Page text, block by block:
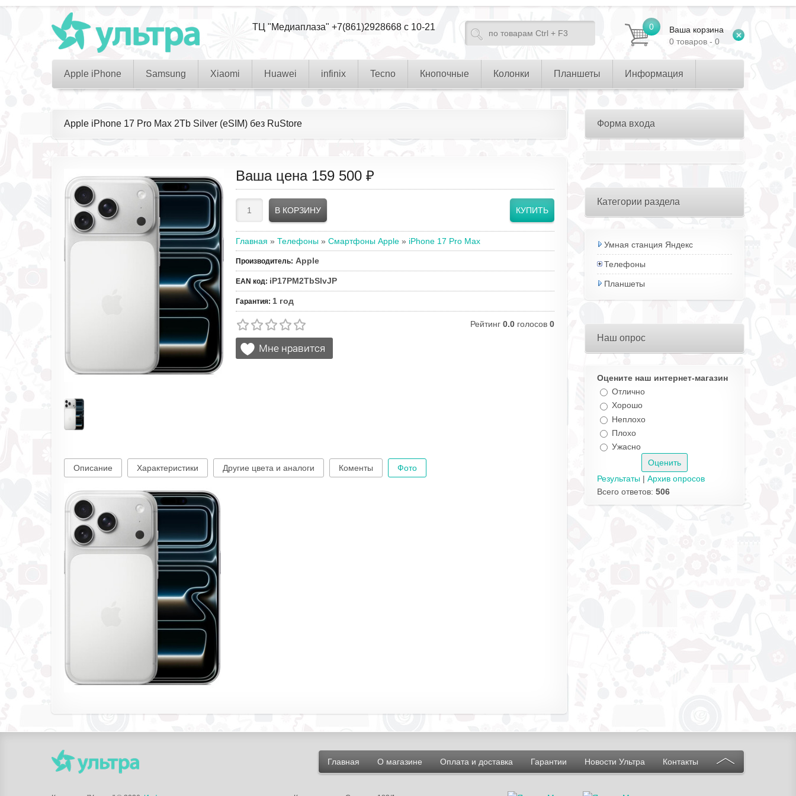
0
Ваша корзина
0 товаров - 0
ТЦ "Медиаплаза" +7(861)2928668 с 10-21
Apple iPhone Samsung Xiaomi Huawei infinix Tecno Кнопочные Колонки Планшеты Информация
Apple iPhone 17 Pro Max 2Tb Silver (eSIM) без RuStore
Ваша цена 159 500 ₽
Главная » Телефоны » Смартфоны Apple » iPhone 17 Pro Max
Производитель: Apple
EAN код: iP17PM2TbSlvJP
Гарантия: 1 год
Рейтинг 0.0 голосов 0
Описание Характеристики Другие цвета и аналоги Коменты Фото
Форма входа
Категории раздела
Умная станция Яндекс
Телефоны
Планшеты
Наш опрос
Оцените наш интернет-магазин
Отлично
Хорошо
Неплохо
Плохо
Ужасно
Результаты | Архив опросов
Всего ответов: 506
Главная О магазине Оплата и доставка Гарантии Новости Ультра Контакты